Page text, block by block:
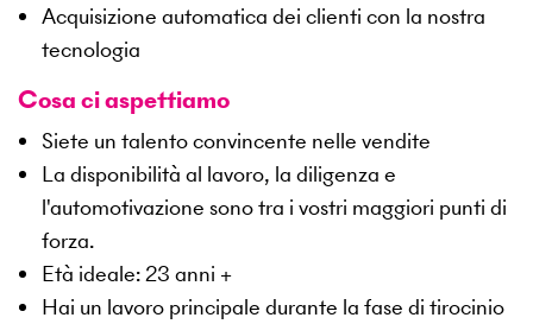
Acquisizione automatica dei clienti con la nostra
tecnologia
Cosa ci aspettiamo
Siete un talento convincente nelle vendite
La disponibilità al lavoro, la diligenza e
l'automotivazione sono tra i vostri maggiori punti di
forza.
Età ideale: 23 anni +
Hai un lavoro principale durante la fase di tirocinio